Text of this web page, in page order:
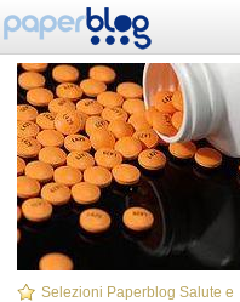
Selezioni Paperblog Salute e